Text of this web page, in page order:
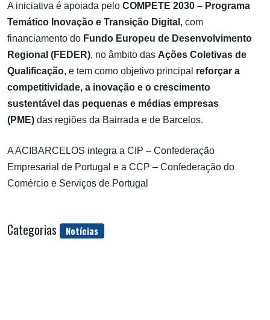
A iniciativa é apoiada pelo COMPETE 2030 – Programa
Temático Inovação e Transição Digital , com
financiamento do Fundo Europeu de Desenvolvimento
Regional (FEDER), no âmbito das Ações Coletivas de
Qualificação, e tem como objetivo principal reforçar a
competitividade, a inovação e o crescimento
sustentável das pequenas e médias empresas
(PME) das regiões da Bairrada e de Barcelos.
A ACIBARCELOS integra a CIP – Confederação
Empresarial de Portugal e a CCP – Confederação do
Comércio e Serviços de Portugal
Categorias Notícias